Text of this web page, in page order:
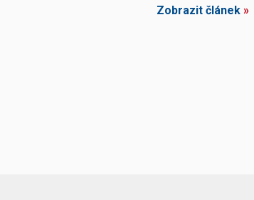
Zobrazit článek »